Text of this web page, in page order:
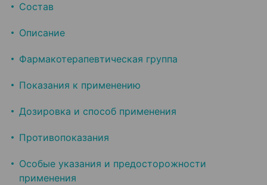
Состав
Описание
Фармакотерапевтическая группа
Показания к применению
Дозировка и способ применения
Противопоказания
Особые указания и предосторожности
применения